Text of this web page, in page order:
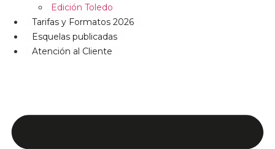
Edición Toledo
Tarifas y Formatos 2026
Esquelas publicadas
Atención al Cliente